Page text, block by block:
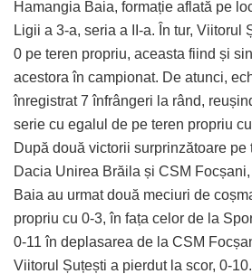
Hamangia Baia, formație aflată pe
Ligii a 3-a, seria a II-a. În tur, Viitorul
0 pe teren propriu, aceasta fiind și
acestora în campionat. De atunci,
înregistrat 7 înfrângeri la rând,
serie cu egalul de pe teren propriu
După două victorii surprinzătoare pe
Dacia Unirea Brăila și CSM
Baia au urmat două meciuri de
propriu cu 0-3, în fața celor de la
0-11 în deplasarea de la CSM
Viitorul Șuțești a pierdut la scor, 0-10.